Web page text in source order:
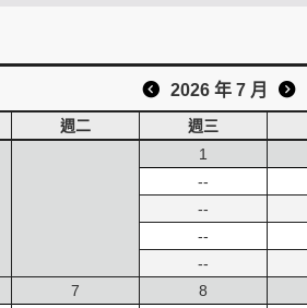
2026 年 7 月
週二 週三
1
--
--
--
--
7
8